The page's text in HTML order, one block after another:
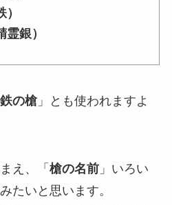
銀）
鉄の槍」とも使われますよ
え、「 槍の名前」いろい
たいと思います。